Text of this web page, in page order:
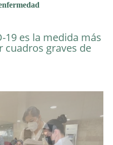
19 es la medida más
cuadros graves de